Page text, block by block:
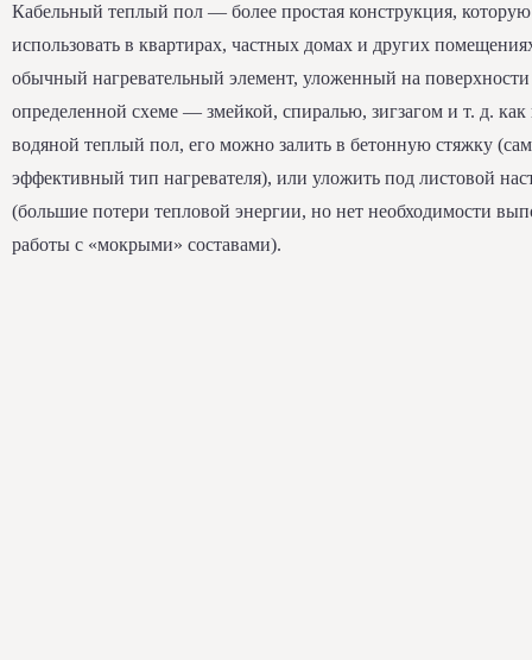
Кабельный теплый пол — более простая конструкция,
использовать в квартирах, частных домах и других
обычный нагревательный элемент, уложенный на
определенной схеме — змейкой, спиралью, зигзагом и т. д. как
водяной теплый пол, его можно залить в бетонную стяжку
эффективный тип нагревателя), или уложить под листовой
(большие потери тепловой энергии, но нет необходимости
работы с «мокрыми» составами).